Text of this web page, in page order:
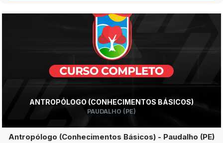
ANTROPÓLOGO (CONHECIMENTOS BÁSICOS)
PAUDALHO (PE)
Antropólogo (Conhecimentos Básicos) - Paudalho (PE)